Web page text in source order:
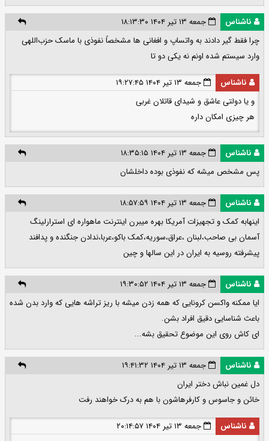
ناشناس
جمعه ۱۳ تیر ۱۴۰۴ ۱۸:۱۳:۳۰
چرا فقط گیر دادند به واتساپ و افغانی ها مشخصاً نفوذی با ماسک حزب‌اللهی
وارد سیستم شده اونم نه یکی دو تا
ناشناس
جمعه ۱۳ تیر ۱۴۰۴ ۱۹:۲۷:۴۵
و یا دولتی عاشق و شیدای قاتلان غربی
هر چیزی امکان داره
ناشناس
جمعه ۱۳ تیر ۱۴۰۴ ۱۸:۳۵:۱۵
پس مشخص میشه که نفوذی بوده داخلشان
ناشناس
جمعه ۱۳ تیر ۱۴۰۴ ۱۸:۵۷:۵۹
اینهابه کمک و تجهیزات آمریکا بهره میبرن اینترنت ماهواره ای استرارلینگ
آسمان بی صاحب،لبنان ،عراق،سوریه،کمک باکو،عربا،ندادن جنگنده و پدافند
پیشرفته روسیه به ایران در این سالها و چین
ناشناس
جمعه ۱۳ تیر ۱۴۰۴ ۱۹:۳۰:۵۲
ایا ممکنه واکسن کرونایی که همه زدن میشه با ریز تراشه هایی که وارد بدن شده
باعث شناسایی دقیق افراد بشن.
ای کاش روی این موضوع تحقیق بشه...
ناشناس
جمعه ۱۳ تیر ۱۴۰۴ ۱۹:۴۱:۳۲
دل غمین نباش دختر ایران
خائن و جاسوس و کارفرهاشون با هم به درک خواهند رفت
ناشناس
جمعه ۱۳ تیر ۱۴۰۴ ۲۰:۱۴:۵۷